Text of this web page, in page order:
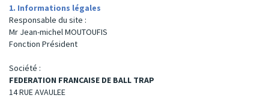
1. Informations légales
Responsable du site :
Mr Jean-michel MOUTOUFIS
Fonction Président
Société :
FEDERATION FRANCAISE DE BALL TRAP
14 RUE AVAULEE